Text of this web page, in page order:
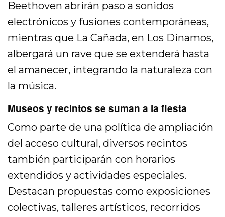
Beethoven abrirán paso a sonidos
electrónicos y fusiones contemporáneas,
mientras que La Cañada, en Los Dinamos,
albergará un rave que se extenderá hasta
el amanecer, integrando la naturaleza con
la música.
Museos y recintos se suman a la fiesta
Como parte de una política de ampliación
del acceso cultural, diversos recintos
también participarán con horarios
extendidos y actividades especiales.
Destacan propuestas como exposiciones
colectivas, talleres artísticos, recorridos